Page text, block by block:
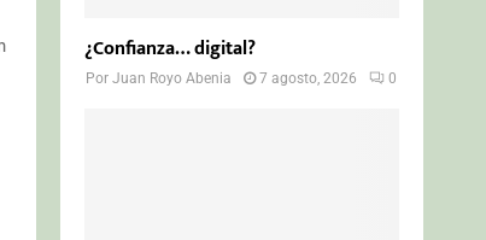
¿Confianza… digital?
PorJuan Royo Abenia 7 agosto, 2026 0